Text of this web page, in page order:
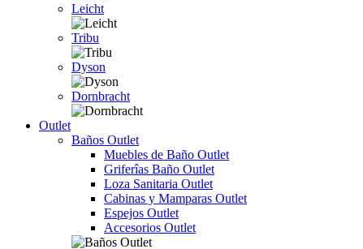
Leicht
Tribu
Dyson
Dornbracht
Outlet
Baños Outlet
Muebles de Baño Outlet
Griferîas Baño Outlet
Loza Sanitaria Outlet
Cabinas y Mamparas Outlet
Espejos Outlet
Accesorios Outlet